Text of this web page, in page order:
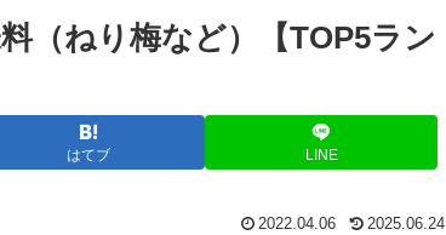
（ねり梅など）【TOP5ラン
はてブ LINE
2022.04.06 2025.06.24